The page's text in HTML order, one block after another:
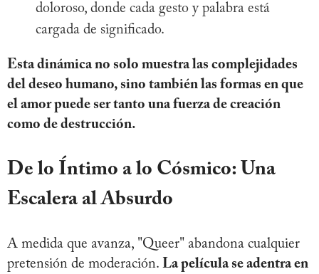
doloroso, donde cada gesto y palabra está
cargada de significado.
Esta dinámica no solo muestra las complejidades
del deseo humano, sino también las formas en que
el amor puede ser tanto una fuerza de creación
como de destrucción.
De lo Íntimo a lo Cósmico: Una
Escalera al Absurdo
A medida que avanza, "Queer" abandona cualquier
pretensión de moderación. La película se adentra en